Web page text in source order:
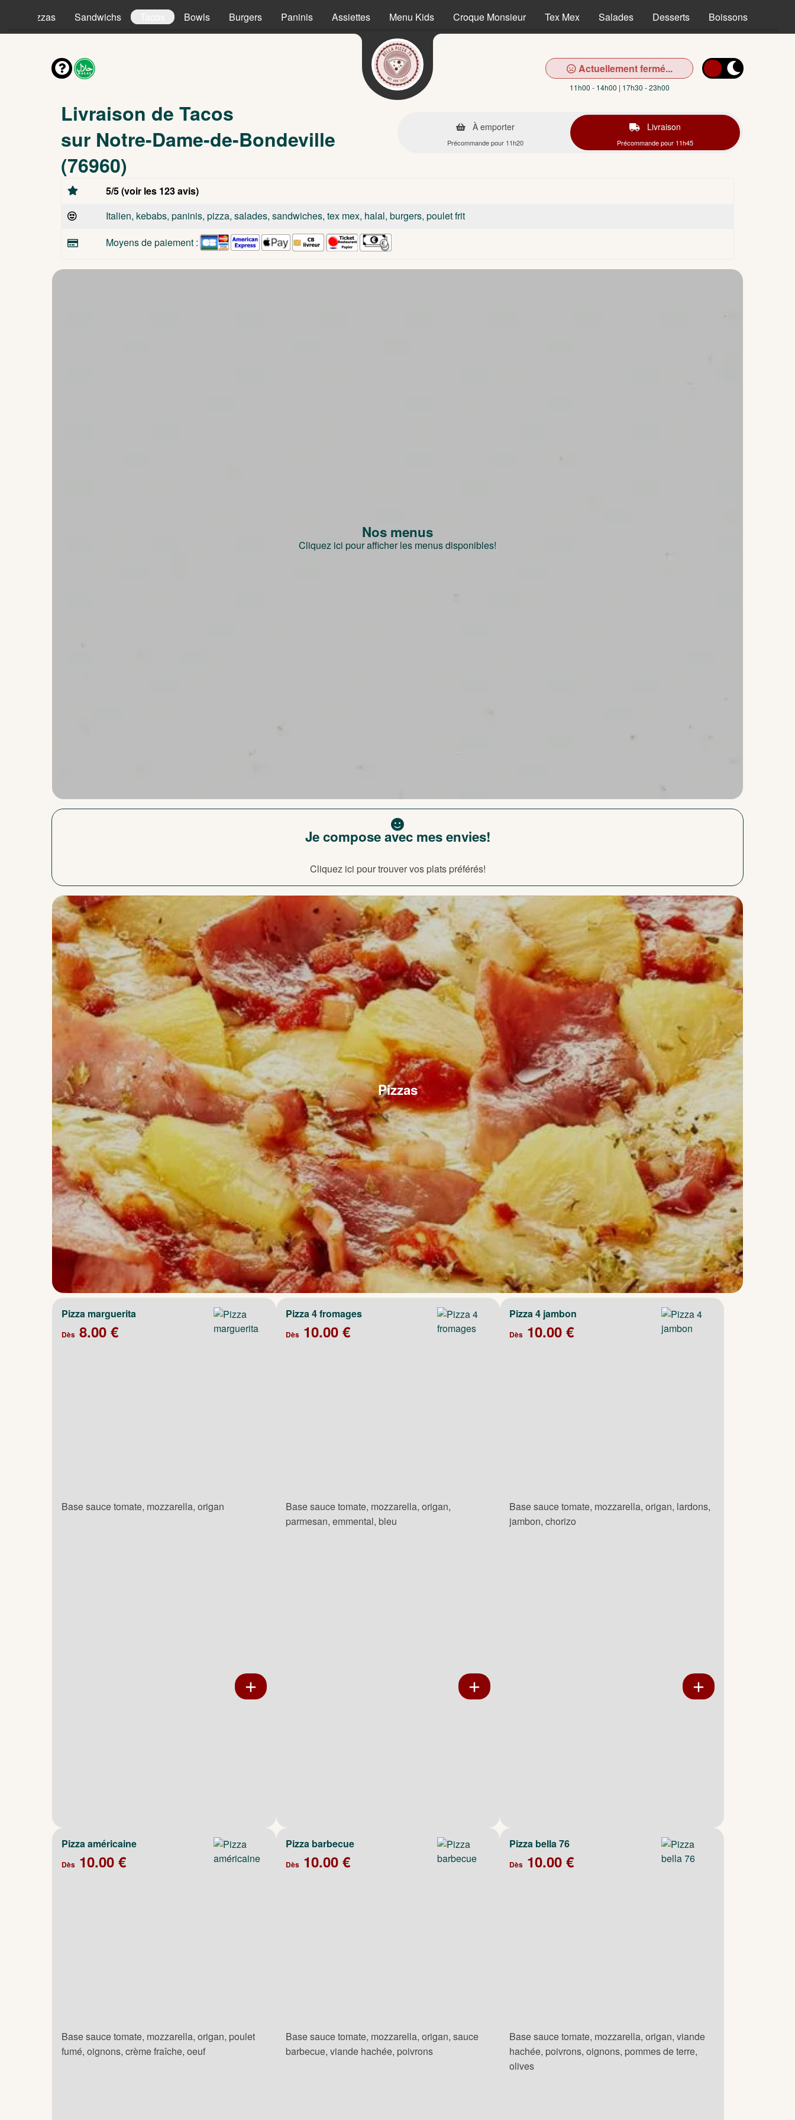
Pizzas Sandwichs Bowls Burgers Paninis Assiettes Menu Kids Croque Monsieur Tex Mex Salades Desserts Boissons
Actuellement fermé...
11h00 - 14h00 | 17h30 - 23h00
Livraison de Tacos
sur Notre-Dame-de-Bondeville
(76960)
À emporter
Précommande pour 11h20
Livraison
Précommande pour 11h45
5/5 (voir les 123 avis)
Italien, kebabs, paninis, pizza, salades, sandwiches, tex mex, halal, burgers, poulet frit
Moyens de paiement :
Nos menus
Cliquez ici pour afficher les menus disponibles!
Je compose avec mes envies!
Cliquez ici pour trouver vos plats préférés!
Pizzas
Pizza marguerita
Dès 8.00 €
Base sauce tomate, mozzarella, origan
Pizza 4 fromages
Dès10.00 €
Base sauce tomate, mozzarella, origan,
parmesan, emmental, bleu
Pizza 4 jambon
Dès 10.00 €
Base sauce tomate, mozzarella, origan, lardons,
jambon, chorizo
Pizza américaine
Dès 10.00 €
Base sauce tomate, mozzarella, origan, poulet
fumé, oignons, crème fraîche, oeuf
Pizza barbecue
Dès10.00 €
Base sauce tomate, mozzarella, origan, sauce
barbecue, viande hachée, poivrons
Pizza bella 76
Dès 10.00 €
Base sauce tomate, mozzarella, origan, viande
hachée, poivrons, oignons, pommes de terre,
olives